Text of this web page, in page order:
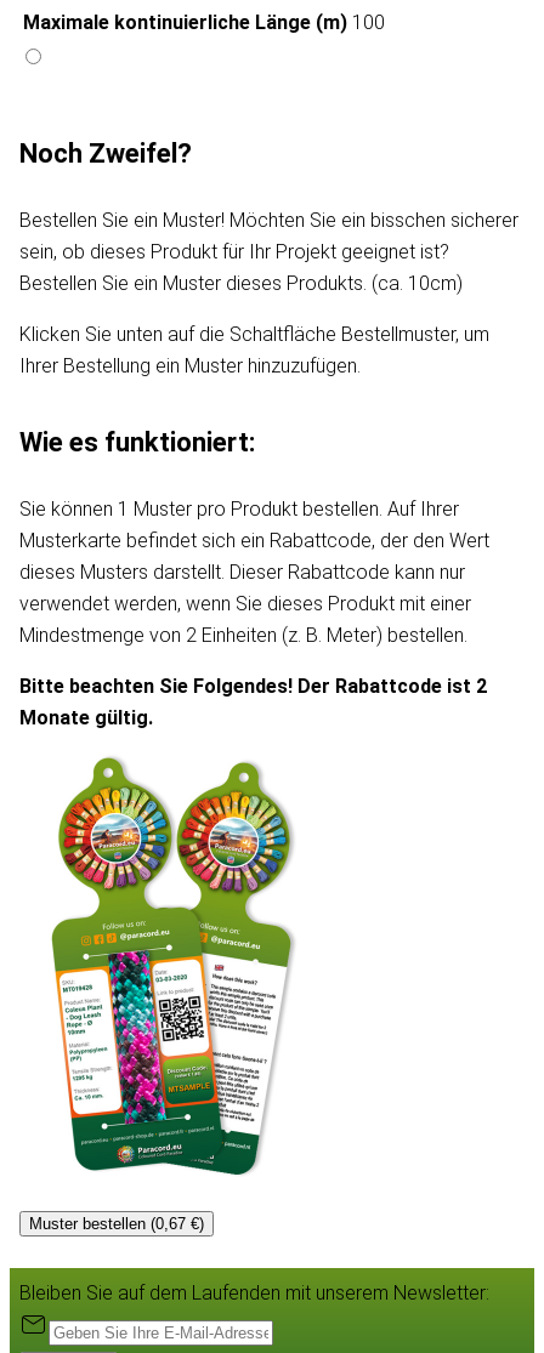
Maximale kontinuierliche Länge (m) 100
Noch Zweifel?
Bestellen Sie ein Muster! Möchten Sie ein bisschen sicherer
sein, ob dieses Produkt für Ihr Projekt geeignet ist?
Bestellen Sie ein Muster dieses Produkts. (ca. 10cm)
Klicken Sie unten auf die Schaltfläche Bestellmuster, um
Ihrer Bestellung ein Muster hinzuzufügen.
Wie es funktioniert:
Sie können 1 Muster pro Produkt bestellen. Auf Ihrer
Musterkarte befindet sich ein Rabattcode, der den Wert
dieses Musters darstellt. Dieser Rabattcode kann nur
verwendet werden, wenn Sie dieses Produkt mit einer
Mindestmenge von 2 Einheiten (z. B. Meter) bestellen.
Bitte beachten Sie Folgendes! Der Rabattcode ist 2
Monate gültig.
Muster bestellen (0,67 €)
Bleiben Sie auf dem Laufenden mit unserem Newsletter: